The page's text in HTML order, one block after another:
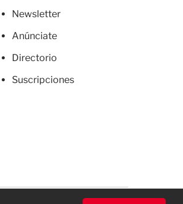
Newsletter
Anúnciate
Directorio
Suscripciones